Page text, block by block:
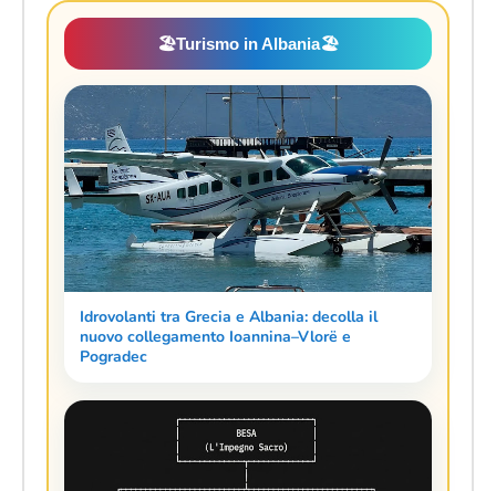
🏖️Turismo in Albania🏖️
Idrovolanti tra Grecia e Albania: decolla il
nuovo collegamento Ioannina–Vlorë e
Pogradec